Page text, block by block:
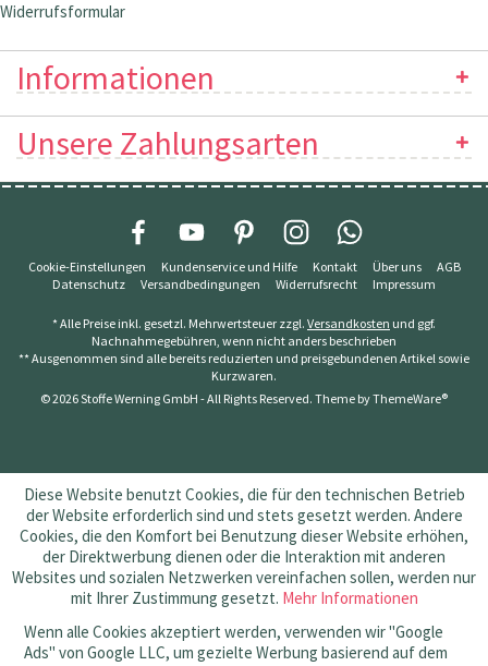
Widerrufsformular
Informationen
Unsere Zahlungsarten
Cookie-Einstellungen Kundenservice und Hilfe Kontakt Über uns
AGB
Datenschutz
Versandbedingungen Widerrufsrecht Impressum
* Alle Preise inkl. gesetzl. Mehrwertsteuer zzgl. Versandkosten und ggf.
Nachnahmegebühren, wenn nicht anders beschrieben
** Ausgenommen sind alle bereits reduzierten und preisgebundenen Artikel sowie
Kurzwaren.
© 2026 Stoffe Werning GmbH - All Rights Reserved. Theme byThemeWare®
Diese Website benutzt Cookies, die für den technischen Betrieb
der Website erforderlich sind und stets gesetzt werden. Andere
Cookies, die den Komfort bei Benutzung dieser Website erhöhen,
der Direktwerbung dienen oder die Interaktion mit anderen
Websites und sozialen Netzwerken vereinfachen sollen, werden nur
mit Ihrer Zustimmung gesetzt. Mehr Informationen
Wenn alle Cookies akzeptiert werden, verwenden wir "Google
Ads" von Google LLC, um gezielte Werbung basierend auf dem